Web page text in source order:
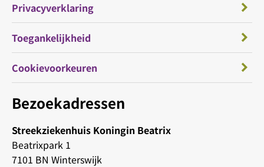
Bezoekadressen
Streekziekenhuis Koningin Beatrix
Beatrixpark 1
7101 BN Winterswijk
Privacyverklaring
Toegankelijkheid
Cookievoorkeuren